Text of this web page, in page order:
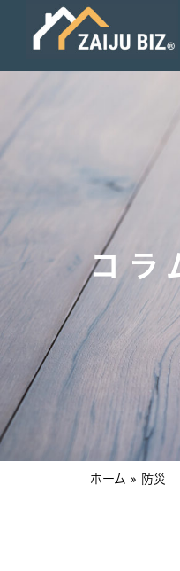
コラ
ホーム » 防災